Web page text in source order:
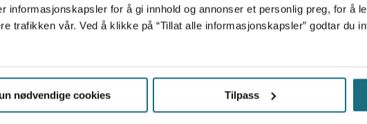
informasjonskapsler for å gi innhold og annonser et personlig preg, for å
trafikken vår. Ved å klikke på “Tillat alle informasjonskapsler” godtar du
nødvendige cookies Tilpass